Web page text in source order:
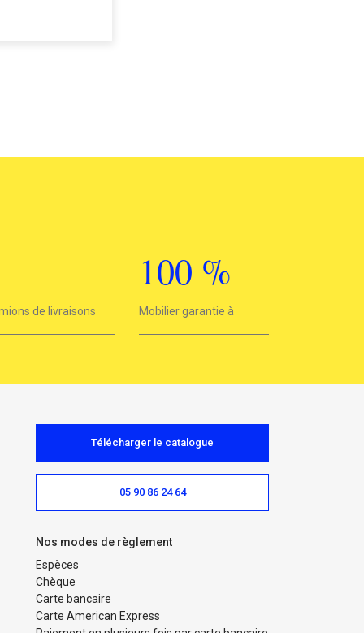
de livraisons
100 %
Mobilier garantie à
Télécharger le catalogue
05 90 86 24 64
Nos modes de règlement
Espèces
Chèque
Carte bancaire
Carte American Express